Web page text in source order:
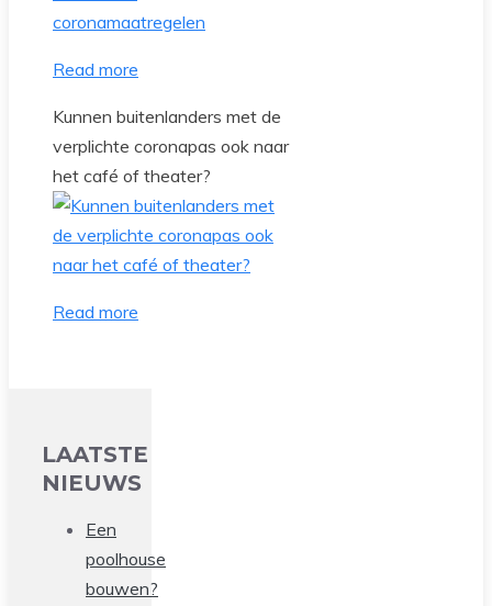
Read more
Kunnen buitenlanders met de
verplichte coronapas ook naar
het café of theater?
Read more
LAATSTE
NIEUWS
Een
poolhouse
bouwen?